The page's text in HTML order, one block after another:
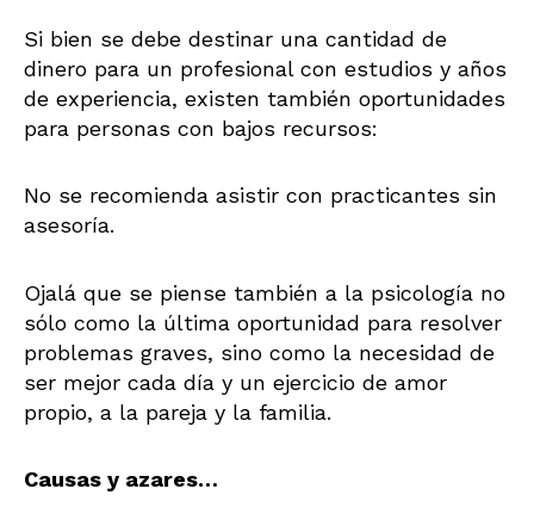
Si bien se debe destinar una cantidad de
dinero para un profesional con estudios y años
de experiencia, existen también oportunidades
para personas con bajos recursos:
No se recomienda asistir con practicantes sin
asesoría.
Ojalá que se piense también a la psicología no
sólo como la última oportunidad para resolver
problemas graves, sino como la necesidad de
ser mejor cada día y un ejercicio de amor
propio, a la pareja y la familia.
Causas y azares…